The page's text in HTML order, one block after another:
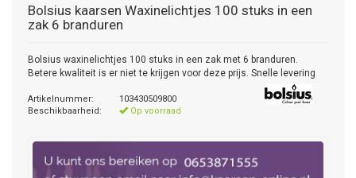
Bolsius kaarsen Waxinelichtjes 100 stuks in een
zak 6 branduren
Bolsius waxinelichtjes 100 stuks in een zak met 6 branduren.
Betere kwaliteit is er niet te krijgen voor deze prijs. Snelle levering
Artikelnummer:
103430509800
Beschikbaarheid:
Op voorraad